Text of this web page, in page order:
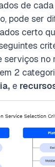
de
pode ser
certo
no
2
e